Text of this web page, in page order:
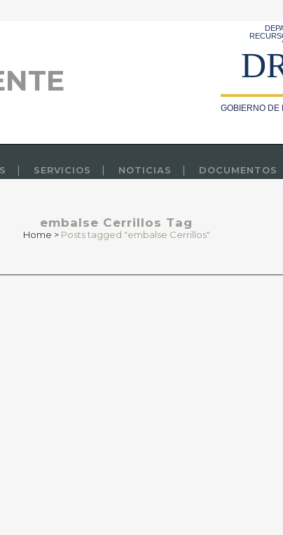
GOBIERNO DE
SERVICIOS NOTICIAS DOCUMENTOS
embalse Cerrillos Tag
Home > Posts tagged "embalse Cerrillos"